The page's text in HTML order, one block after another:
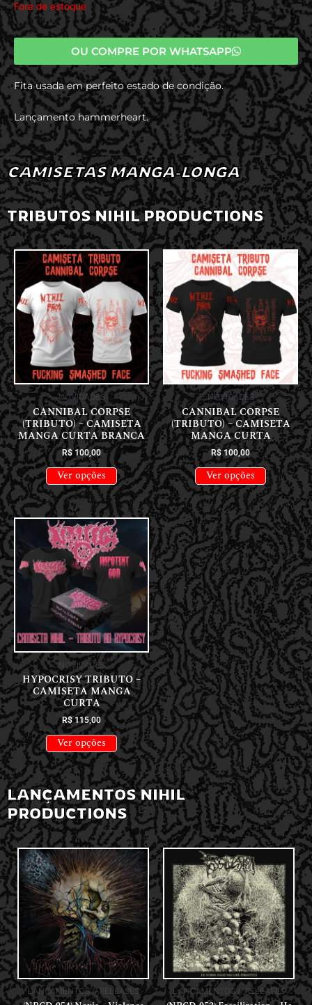
Fora de estoque
OU COMPRE POR WHATSAPP
Fita usada em perfeito estado de condição.
Lançamento hammerheart.
CAMISETAS MANGA-LONGA
TRIBUTOS NIHIL PRODUCTIONS
NOVIDADES
CANNIBAL CORPSE
(TRIBUTO) – CAMISETA
MANGA CURTA BRANCA
R$100,00
Ver opções
NOVIDADES
CANNIBAL CORPSE
(TRIBUTO) – CAMISETA
MANGA CURTA
R$100,00
Ver opções
NOVIDADES
HYPOCRISY TRIBUTO –
CAMISETA MANGA
CURTA
R$115,00
Ver opções
LANÇAMENTOS NIHIL
PRODUCTIONS
LANÇAMENTOS // RELEASES LANÇAMENTOS // RELEASES